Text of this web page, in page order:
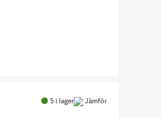
kabel
5 i lager Jämför